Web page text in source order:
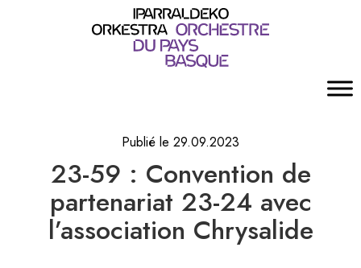
Publié le 29.09.2023
23-59 : Convention de
partenariat 23-24 avec
l’association Chrysalide